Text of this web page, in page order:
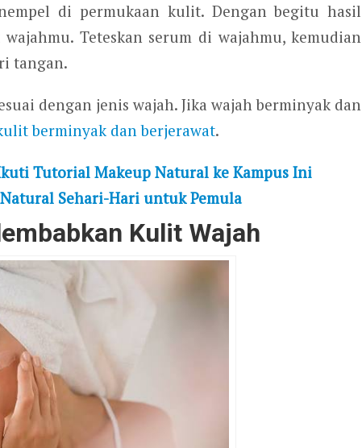
di permukaan kulit. Dengan begitu hasil
Teteskan serum di wajahmu, kemudian
tangan.
dengan jenis wajah. Jika wajah berminyak dan
berminyak dan berjerawat.
Tutorial Makeup Natural ke Kampus Ini
Sehari-Hari untuk Pemula
Kulit Wajah